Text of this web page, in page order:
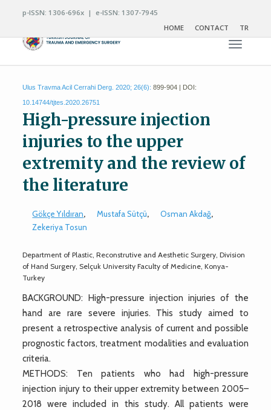
p-ISSN: 1306-696x | e-ISSN: 1307-7945
HOME
CONTACT TR
Toggle
Ulus Travma Acil Cerrahi Derg. 2020; 26(6): 899-904 | DOI:
10.14744/tjtes.2020.26751
High-pressure injection
injuries to the upper
extremity and the review of
the literature
Gökçe Yıldıran, Mustafa Sütçü, Osman Akdağ,
Zekeriya Tosun
Department of Plastic, Reconstrutive and Aesthetic Surgery, Division
of Hand Surgery, Selçuk University Faculty of Medicine, Konya-
Turkey
BACKGROUND: High-pressure injection injuries of the
hand are rare severe injuries. This study aimed to
present a retrospective analysis of current and possible
prognostic factors, treatment modalities and evaluation
criteria.
METHODS: Ten patients who had high-pressure
injection injury to their upper extremity between 2005–
2018 were included in this study. All patients were